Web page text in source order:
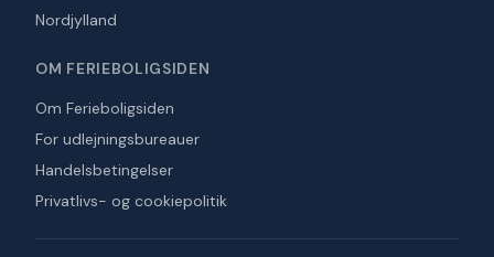
Nordjylland
OM FERIEBOLIGSIDEN
Om Ferieboligsiden
For udlejningsbureauer
Handelsbetingelser
Privatlivs- og cookiepolitik